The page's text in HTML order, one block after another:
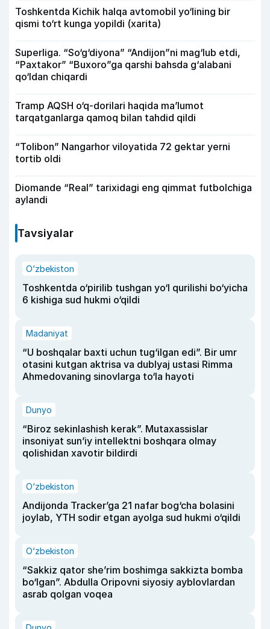
Toshkentda Kichik halqa avtomobil yo‘lining bir
qismi to‘rt kunga yopildi (xarita)
Superliga. “So‘g‘diyona” “Andijon”ni mag‘lub etdi,
“Paxtakor” “Buxoro”ga qarshi bahsda g‘alabani
qo‘ldan chiqardi
Tramp AQSH o‘q-dorilari haqida ma’lumot
tarqatganlarga qamoq bilan tahdid qildi
“Tolibon” Nangarhor viloyatida 72 gektar yerni
tortib oldi
Diomande “Real” tarixidagi eng qimmat futbolchiga
aylandi
Tavsiyalar
O‘zbekiston
Toshkentda o‘pirilib tushgan yo‘l qurilishi bo‘yicha
6 kishiga sud hukmi o‘qildi
Madaniyat
“U boshqalar baxti uchun tug‘ilgan edi”. Bir umr
otasini kutgan aktrisa va dublyaj ustasi Rimma
Ahmedovaning sinovlarga to‘la hayoti
Dunyo
“Biroz sekinlashish kerak”. Mutaxassislar
insoniyat sun’iy intellektni boshqara olmay
qolishidan xavotir bildirdi
O‘zbekiston
Andijonda Tracker’ga 21 nafar bog‘cha bolasini
joylab, YTH sodir etgan ayolga sud hukmi o‘qildi
O‘zbekiston
“Sakkiz qator she’rim boshimga sakkizta bomba
bo‘lgan”. Abdulla Oripovni siyosiy ayblovlardan
asrab qolgan voqea